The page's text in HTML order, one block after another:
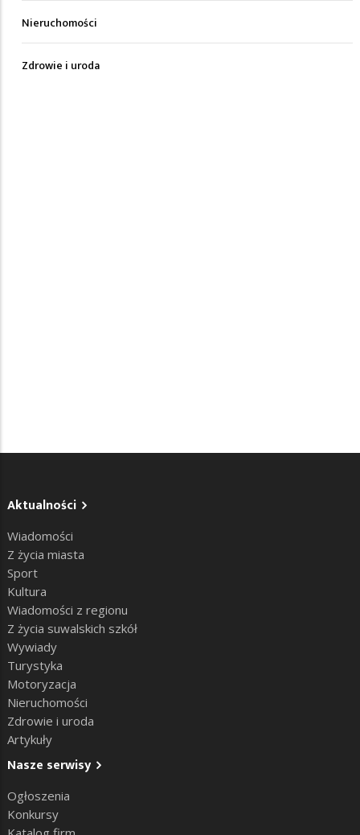
Nieruchomości
Zdrowie i uroda
Aktualności
Wiadomości
Z życia miasta
Sport
Kultura
Wiadomości z regionu
Z życia suwalskich szkół
Wywiady
Turystyka
Motoryzacja
Nieruchomości
Zdrowie i uroda
Artykuły
Nasze serwisy
Ogłoszenia
Konkursy